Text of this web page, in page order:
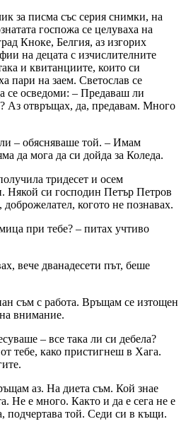
за писма със серия снимки, на
госпожа се целуваха на
Кноке, Белгия, аз изгорих
на децата с изчислителните
и квитанциите, които си
пари на заем. Светослав се
се осведоми: – Предаваш ли
Аз отвръщах, да, предавам. Много
– обясняваше той. – Имам
да мога да си дойда за Коледа.
тридесет и осем
Някой си господин Петър Петров
когото не познавах.
при тебе? – питах учтиво
вече дванадесети път, беше
съм с работа. Връщам се изтощен
внимание.
– все така ли си дебела?
тебе, како пристигнеш в Хага.
аз. На диета съм. Кой знае
Не е много. Както и да е сега не е
подчертава той. Седи си в къщи.